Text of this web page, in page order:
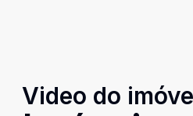
Video do